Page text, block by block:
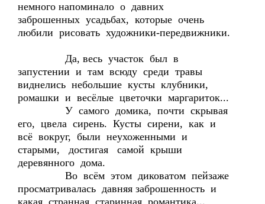
немного напоминало о давних
заброшенных усадьбах, которые очень
любили рисовать художники-передвижники.
Да, весь участок был в
запустении и там всюду среди травы
виднелись небольшие кусты клубники,
ромашки и весёлые цветочки маргариток...
У самого домика, почти скрывая
его, цвела сирень. Кусты сирени, как и
всё вокруг, были неухоженными и
старыми, достигая самой крыши
деревянного дома.
Во всём этом диковатом пейзаже
просматривалась давняя заброшенность и
какая странная старинная романтика...